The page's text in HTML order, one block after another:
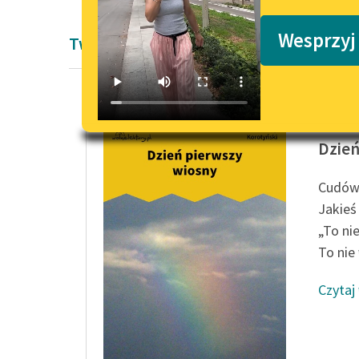
Twórczość Wincentego Korotyńskiego
„To
To nie
Czytaj